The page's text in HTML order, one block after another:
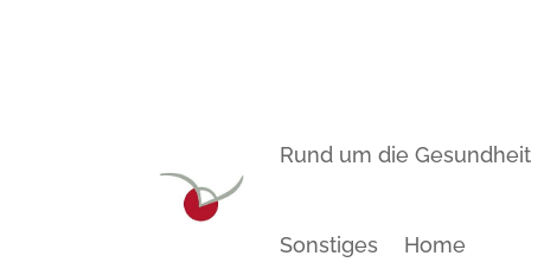
Rund um die Gesundheit
Sonstiges Home